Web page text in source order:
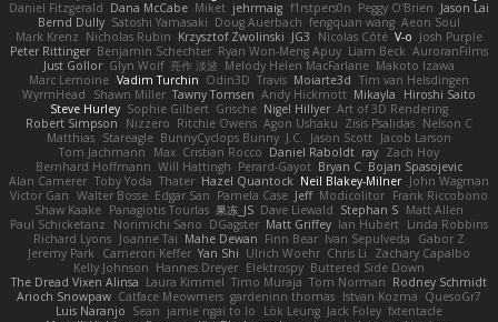
Daniel Fitzgerald Dana McCabe Miket jehrmaig f1rstpers0n Peggy O'Brien Jason Lai
Bernd Dully Satoshi Yamasaki Doug Auerbach fengquan wang Aeon Soul
Mark Krenz Nicholas Rubin Krzysztof Zwolinski JG3 Nicolas Côté V-o Josh Purple
Peter Rittinger Benjamin Schechter Ryan Won-Meng Apuy Liam Beck AuroranFilms
Just Gollor Glyn Wolf 亮作 淡波 Melody Helen MacFarlane Makoto Izawa
Marc Lemoine Vadim Turchin Odin3D Travis Moiarte3d Tim van Helsdingen
WyrmHead
Shawn Miller Tawny Tomsen Andy Hickmott Mikayla
Hiroshi Saito
Steve Hurley Sophie Gilbert Grische Nigel Hillyer Art of 3D Rendering
Robert Simpson
Nizzero Ritchie Owens Agon Ushaku Zisis Psalidas Nelson C
Matthias Stareagle BunnyCyclops Bunny J.C. Jason Scott Jacob Larson
Tom Jachmann
Max Cristian Rocco Daniel Raboldt ray Zach Hoy
Bernhard Hoffmann Will Hattingh Perard-Gayot Bryan C Bojan Spasojevic
Alan Camerer Toby Yoda Thater Hazel Quantock Neil Blakey-Milner John Wagman
Victor Gan Walter Bosse Edgar San Pamela Case Jeff Modicolitor Frank Riccobono
Shaw Kaake Panagiotis Tourlas 果冻_JS Dave Liewald Stephan S Matt Allen
Paul Schicketanz
Norimichi Sano DGagster Matt Griffey Ian Hubert Linda Robbins
Richard Lyons Joanne Tai Mahe Dewan Finn Bear Ivan Sepulveda
Gabor Z
Jeremy Park
Cameron Keffer Yan Shi Ulrich Woehr Chris Li
Zachary Capalbo
Kelly Johnson Hannes Dreyer Elektrospy Buttered Side Down
The Dread Vixen Alinsa Laura Kimmel Timo Muraja Tom Norman Rodney Schmidt
Arioch Snowpaw Catface Meowmers gardeninn thomas Istvan Kozma QuesoGr7
Luis Naranjo Sean jamie ngai to lo Lök Leung Jack Foley fxtentacle